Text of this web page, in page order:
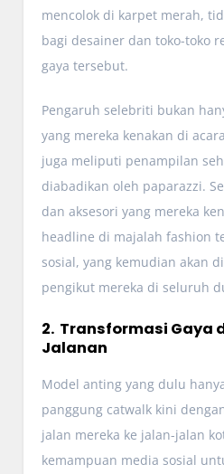
mencolok di karpet merah,
bagi desainer dan toko-toko
gaya tersebut.
Pengaruh selebriti bukan
yang mereka kenakan di
juga meliputi penampilan
diabadikan oleh paparazzi.
dan aksesori yang mereka
headline di majalah fashion
sosial, yang kemudian akan
pengikut mereka di seluruh
2. Transformasi Gaya
Jalanan
Model anting yang dulu
panggung catwalk kini
jalan mereka ke jalan-jalan
kemampuan media sosial